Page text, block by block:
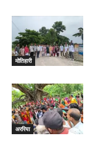
मोतिहारी
अररिया